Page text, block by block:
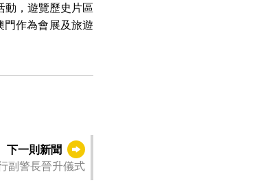
動，遊覽歷史片區
門作為會展及旅遊
下一則新聞
副警長晉升儀式